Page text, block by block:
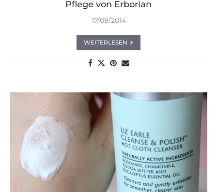
Pflege von Erborian
17/09/2014
WEITERLESEN